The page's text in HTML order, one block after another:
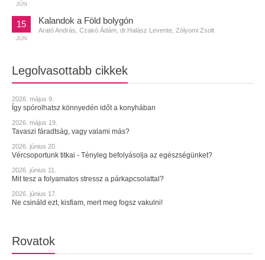
JÚN
15
JÚN
Kalandok a Föld bolygón
Arató András, Czakó Ádám, dr.Halász Levente, Zólyomi Zsolt
Legolvasottabb cikkek
2026. május 9.
Így spórolhatsz könnyedén időt a konyhában
2026. május 19.
Tavaszi fáradtság, vagy valami más?
2026. június 20.
Vércsoportunk titkai - Tényleg befolyásolja az egészségünket?
2026. június 11.
Mit tesz a folyamatos stressz a párkapcsolattal?
2026. június 17.
Ne csináld ezt, kisfiam, mert meg fogsz vakulni!
Rovatok